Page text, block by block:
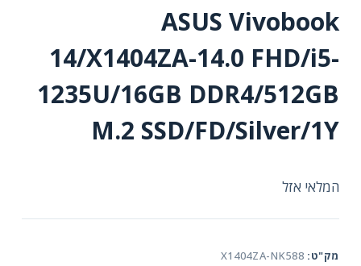
ASUS Vivobook
14/X1404ZA-14.0 FHD/i5-
1235U/16GB DDR4/512GB
M.2 SSD/FD/Silver/1Y
המלאי אזל
מק"ט: X1404ZA-NK588